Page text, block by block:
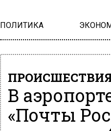
ПОЛИТИКА
В
«Почты